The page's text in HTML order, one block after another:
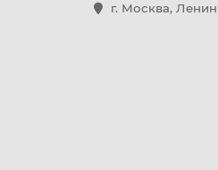
г. Москва,